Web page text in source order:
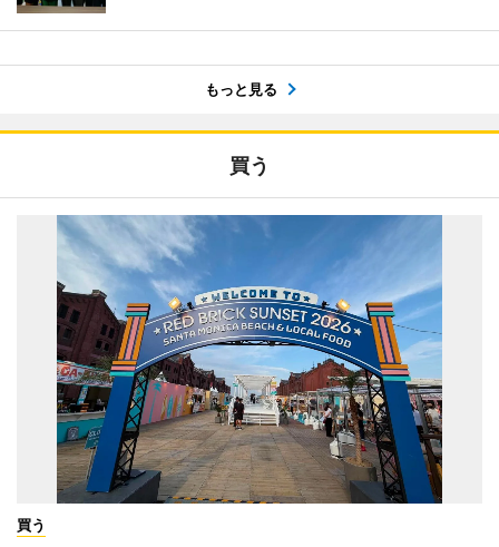
もっと見る
買う
買う